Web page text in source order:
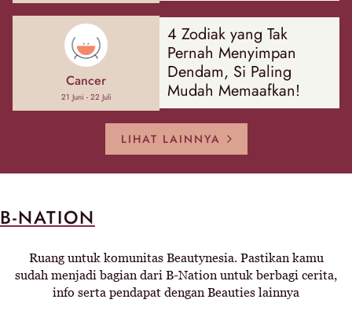
Cancer
21 Juni - 22 Juli
4 Zodiak yang Tak
Pernah Menyimpan
Dendam, Si Paling
Mudah Memaafkan!
LIHAT LAINNYA
B-NATION
Ruang untuk komunitas Beautynesia. Pastikan kamu
sudah menjadi bagian dari B-Nation untuk berbagi cerita,
info serta pendapat dengan Beauties lainnya